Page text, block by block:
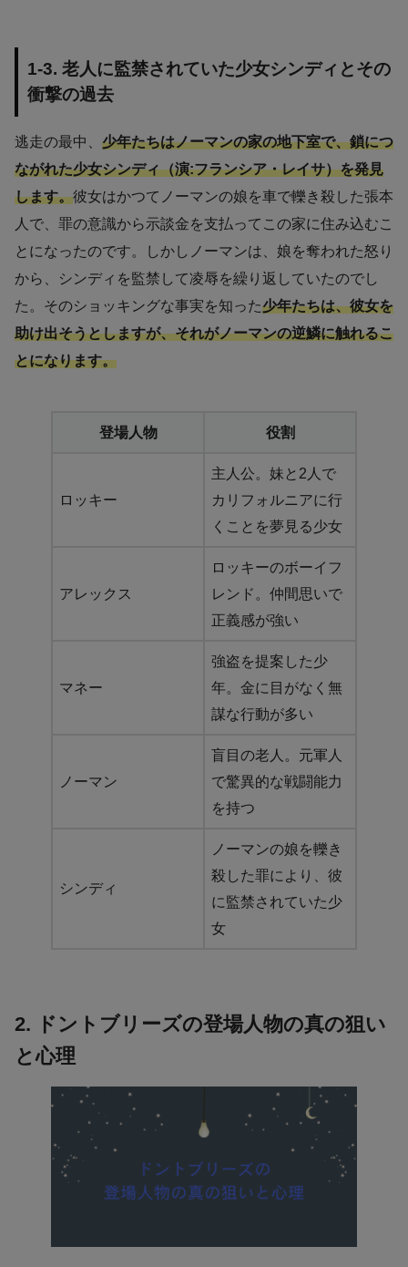
1-3. 老人に監禁されていた少女シンディとその
衝撃の過去
逃走の最中、 少年たちはノーマンの家の地下室で、鎖につ
ながれた少女シンディ（演:フランシア・レイサ）を発見
します。彼女はかつてノーマンの娘を車で轢き殺した張本
人で、罪の意識から示談金を支払ってこの家に住み込むこ
とになったのです。しかしノーマンは、娘を奪われた怒り
から、シンディを監禁して凌辱を繰り返していたのでし
た。そのショッキングな事実を知った少年たちは、彼女を
助け出そうとしますが、それがノーマンの逆鱗に触れるこ
とになります。
登場人物 役割
ロッキー
主人公。妹と2人で
カリフォルニアに行
くことを夢見る少女
アレックス
ロッキーのボーイフ
レンド。仲間思いで
正義感が強い
マネー
強盗を提案した少
年。金に目がなく無
謀な行動が多い
ノーマン
盲目の老人。元軍人
で驚異的な戦闘能力
を持つ
シンディ
ノーマンの娘を轢き
殺した罪により、彼
に監禁されていた少
女
2. ドントブリーズの登場人物の真の狙い
と心理